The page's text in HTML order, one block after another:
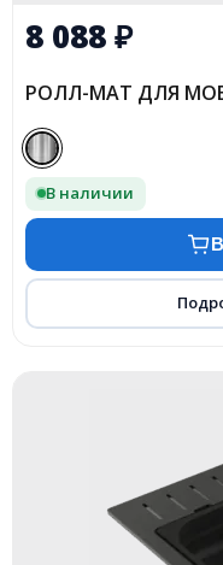
8 088₽
РОЛЛ-МАТ ДЛЯ МОЕК
В наличии